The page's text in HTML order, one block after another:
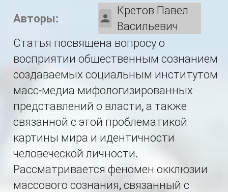
Авторы:
Кретов Павел
Васильевич
Статья посвящена вопросу о
восприятии общественным сознанием
создаваемых социальным институтом
масс-медиа мифологизированных
представлений о власти, а также
связанной с этой проблематикой
картины мира и идентичности
человеческой личности.
Рассматривается феномен окклюзии
массового сознания, связанный с